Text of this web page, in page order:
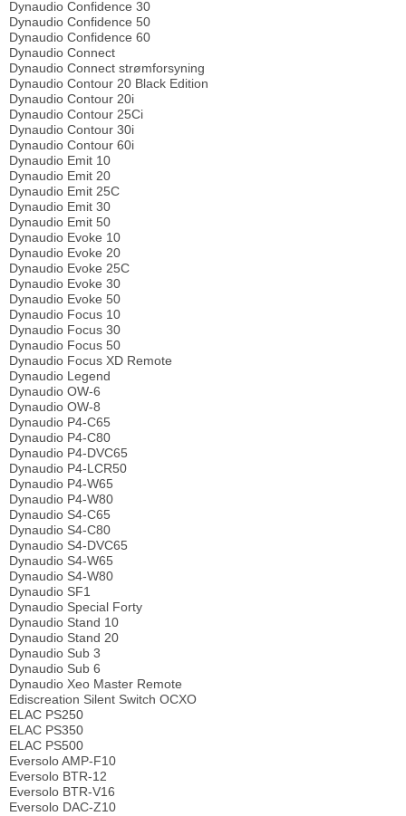
Dynaudio Confidence 30
Dynaudio Confidence 50
Dynaudio Confidence 60
Dynaudio Connect
Dynaudio Connect strømforsyning
Dynaudio Contour 20 Black Edition
Dynaudio Contour 20i
Dynaudio Contour 25Ci
Dynaudio Contour 30i
Dynaudio Contour 60i
Dynaudio Emit 10
Dynaudio Emit 20
Dynaudio Emit 25C
Dynaudio Emit 30
Dynaudio Emit 50
Dynaudio Evoke 10
Dynaudio Evoke 20
Dynaudio Evoke 25C
Dynaudio Evoke 30
Dynaudio Evoke 50
Dynaudio Focus 10
Dynaudio Focus 30
Dynaudio Focus 50
Dynaudio Focus XD Remote
Dynaudio Legend
Dynaudio OW-6
Dynaudio OW-8
Dynaudio P4-C65
Dynaudio P4-C80
Dynaudio P4-DVC65
Dynaudio P4-LCR50
Dynaudio P4-W65
Dynaudio P4-W80
Dynaudio S4-C65
Dynaudio S4-C80
Dynaudio S4-DVC65
Dynaudio S4-W65
Dynaudio S4-W80
Dynaudio SF1
Dynaudio Special Forty
Dynaudio Stand 10
Dynaudio Stand 20
Dynaudio Sub 3
Dynaudio Sub 6
Dynaudio Xeo Master Remote
Ediscreation Silent Switch OCXO
ELAC PS250
ELAC PS350
ELAC PS500
Eversolo AMP-F10
Eversolo BTR-12
Eversolo BTR-V16
Eversolo DAC-Z10